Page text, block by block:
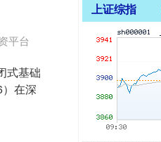
平台
式基础
在深
上证综指